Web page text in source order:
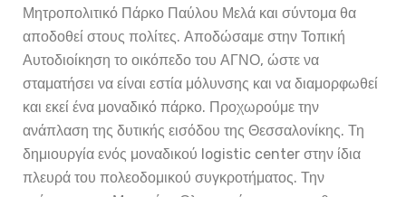
Μητροπολιτικό Πάρκο Παύλου Μελά και σύντομα θα
αποδοθεί στους πολίτες. Αποδώσαμε στην Τοπική
Αυτοδιοίκηση το οικόπεδο του ΑΓΝΟ, ώστε να
σταματήσει να είναι εστία μόλυνσης και να διαμορφωθεί
και εκεί ένα μοναδικό πάρκο. Προχωρούμε την
ανάπλαση της δυτικής εισόδου της Θεσσαλονίκης. Τη
δημιουργία ενός μοναδικού logistic center στην ίδια
πλευρά του πολεοδομικού συγκροτήματος. Την